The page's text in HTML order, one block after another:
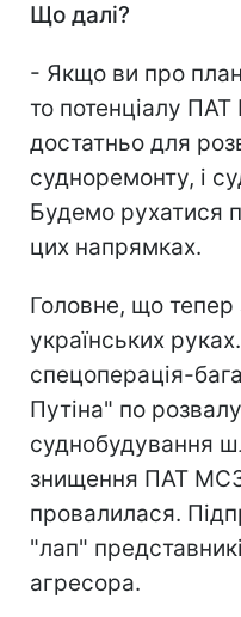
Що далі?
- Якщо ви про
то потенціалу
достатньо для
судноремонту, і
Будемо рухатися
цих напрямках.
Головне, що тепер
українських
спецоперація-
Путіна" по
суднобудування
знищення ПАТ
провалилася.
"лап"
агресора.